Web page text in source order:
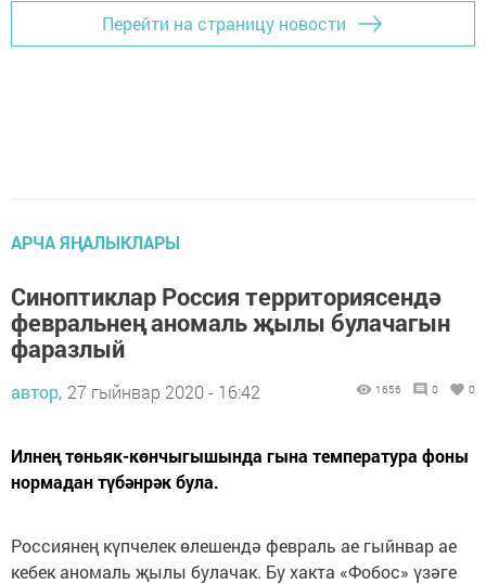
Перейти на страницу новости
АРЧА ЯҢАЛЫКЛАРЫ
Синоптиклар Россия территориясендә
февральнең аномаль җылы булачагын
фаразлый
автор, 27 гыйнвар 2020 - 16:42 1656 0 0
Илнең төньяк-көнчыгышында гына температура фоны
нормадан түбәнрәк була.
Россиянең күпчелек өлешендә февраль ае гыйнвар ае
кебек аномаль җылы булачак. Бу хакта «Фобос» үзәге